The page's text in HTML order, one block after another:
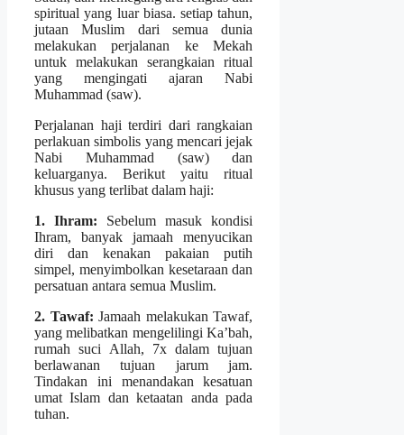
spiritual yang luar biasa. setiap tahun,
jutaan Muslim dari semua dunia
melakukan perjalanan ke Mekah
untuk melakukan serangkaian ritual
yang mengingati ajaran Nabi
Muhammad (saw).
Perjalanan haji terdiri dari rangkaian
perlakuan simbolis yang mencari jejak
Nabi Muhammad (saw) dan
keluarganya. Berikut yaitu ritual
khusus yang terlibat dalam haji:
1. Ihram: Sebelum masuk kondisi
Ihram, banyak jamaah menyucikan
diri dan kenakan pakaian putih
simpel, menyimbolkan kesetaraan dan
persatuan antara semua Muslim.
2. Tawaf: Jamaah melakukan Tawaf,
yang melibatkan mengelilingi Ka’bah,
rumah suci Allah, 7x dalam tujuan
berlawanan tujuan jarum jam.
Tindakan ini menandakan kesatuan
umat Islam dan ketaatan anda pada
tuhan.